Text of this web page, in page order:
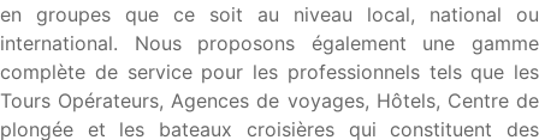
en groupes que ce soit au niveau local, national ou
international. Nous proposons également une gamme
complète de service pour les professionnels tels que les
Tours Opérateurs, Agences de voyages, Hôtels, Centre de
plongée et les bateaux croisières qui constituent des